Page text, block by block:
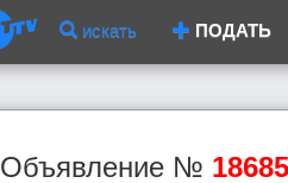
искать ПОДАТЬ
Объявление № 18685